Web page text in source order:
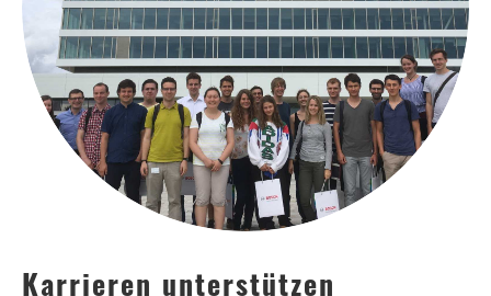
Karrieren unterstützen